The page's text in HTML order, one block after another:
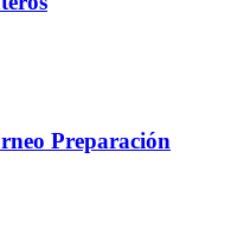
Preparación